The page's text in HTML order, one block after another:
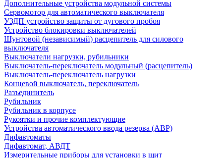
Дополнительные устройства модульной системы
Сервомотор для автоматического выключателя
УЗДП устройство защиты от дугового пробоя
Устройство блокировки выключателей
Шунтовой (независимый) расцепитель для силового
выключателя
Выключатели нагрузки, рубильники
Выключатель-переключатель модульный (расцепитель)
Выключатель-переключатель нагрузки
Концевой выключатель, переключатель
Разъединитель
Рубильник
Рубильник в корпусе
Рукоятки и прочие комплектующие
Устройства автоматического ввода резерва (АВР)
Дифавтоматы
Дифавтомат, АВДТ
Измерительные приборы для установки в щит